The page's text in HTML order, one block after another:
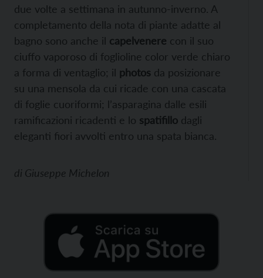
due volte a settimana in autunno-inverno. A
completamento della nota di piante adatte al
bagno sono anche il capelvenere con il suo
ciuffo vaporoso di foglioline color verde chiaro
a forma di ventaglio; il photos da posizionare
su una mensola da cui ricade con una cascata
di foglie cuoriformi; l’asparagina dalle esili
ramificazioni ricadenti e lo spatifillo dagli
eleganti fiori avvolti entro una spata bianca.
di Giuseppe Michelon